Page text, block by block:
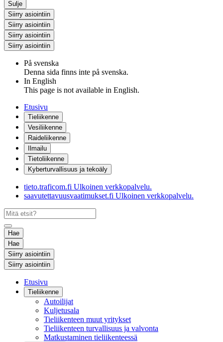
Sulje
Siirry asiointiin
Siirry asiointiin
Siirry asiointiin
Siirry asiointiin
På svenska
Denna sida finns inte på svenska.
In English
This page is not available in English.
Etusivu
Tieliikenne
Vesiliikenne
Raideliikenne
Ilmailu
Tietoliikenne
Kyberturvallisuus ja tekoäly
tieto.traficom.fi Ulkoinen verkkopalvelu.
saavutettavuusvaatimukset.fi Ulkoinen verkkopalvelu.
Hae
Hae
Siirry asiointiin
Siirry asiointiin
Etusivu
Tieliikenne
Autoilijat
Kuljetusala
Tieliikenteen muut yritykset
Tieliikenteen turvallisuus ja valvonta
Matkustaminen tieliikenteessä